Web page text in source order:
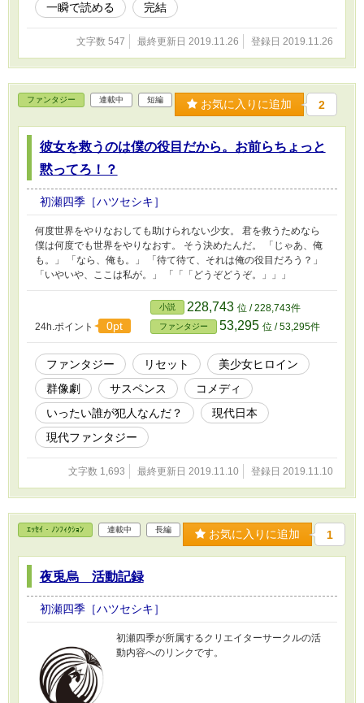
一瞬で読める
完結
文字数 547 最終更新日 2019.11.26 登録日 2019.11.26
ファンタジー 連載中 短編 お気に入りに追加 2
彼女を救うのは僕の役目だから。お前らちょっと
黙ってろ！？
初瀬四季［ハツセシキ］
‪何度世界をやりなおしても助けられない少女。‬ ‪君を救うためなら
僕は何度でも世界をやりなおす。‬ ‪そう決めたんだ。‬ ‪「じゃあ、俺
も。」‬ ‪「なら、俺も。」‬ ‪「待て待て、それは俺の役目だろう？」‬
‪「いやいや、ここは私が。」‬ ‪「「「どうぞどうぞ。」」」‬
24h.ポイント 0pt
小説 228,743 位 / 228,743件
ファンタジー 53,295 位 / 53,295件
ファンタジー リセット
美少女ヒロイン
群像劇
サスペンス
コメディ
いったい誰が犯人なんだ？
現代日本
現代ファンタジー
文字数 1,693 最終更新日 2019.11.10 登録日 2019.11.10
ｴｯｾｲ・ﾉﾝﾌｨｸｼｮﾝ 連載中 長編 お気に入りに追加 1
夜兎烏 活動記録
初瀬四季［ハツセシキ］
初瀬四季が所属するクリエイターサークルの活
動内容へのリンクです。